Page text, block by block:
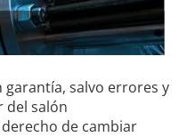
garantía, salvo errores y
del salón
de cambiar